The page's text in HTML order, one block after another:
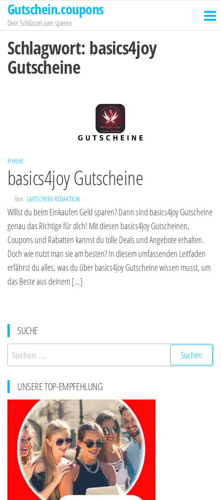
Zum
Inhalt
springen
Gutschein.coupons
Dein Schlüssel zum sparen
Schlagwort: basics4joy
Gutscheine
Freizeit
basics4joy Gutscheine
Von GUTSCHEIN REDAKTION
Willst du beim Einkaufen Geld sparen? Dann sind basics4joy Gutscheine
genau das Richtige für dich! Mit diesen basics4joy Gutscheinen,
Coupons und Rabatten kannst du tolle Deals und Angebote erhalten.
Doch wie nutzt man sie am besten? In diesem umfassenden Leitfaden
erfährst du alles, was du über basics4joy Gutscheine wissen musst, um
das Beste aus deinem […]
SUCHE
Suchen
nach:
UNSERE TOP-EMPFEHLUNG